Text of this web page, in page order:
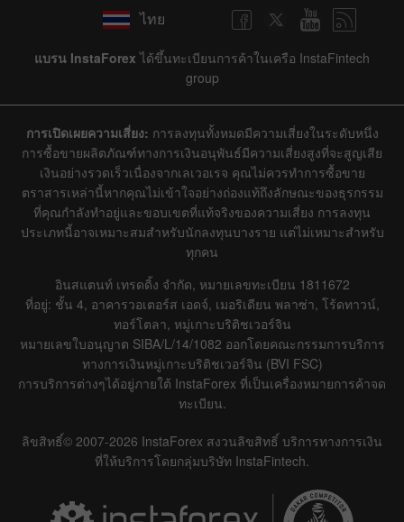
ไทย
แบรน InstaForex ได้ขึ้นทะเบียนการค้าในเครือ InstaFintech
group
การเปิดเผยความเสี่ยง: การลงทุนทั้งหมดมีความเสี่ยงในระดับหนึ่ง
การซื้อขายผลิตภัณฑ์ทางการเงินอนุพันธ์มีความเสี่ยงสูงที่จะสูญเสีย
เงินอย่างรวดเร็วเนื่องจากเลเวอเรจ คุณไม่ควรทำการซื้อขาย
ตราสารเหล่านี้หากคุณไม่เข้าใจอย่างถ่องแท้ถึงลักษณะของธุรกรรม
ที่คุณกำลังทำอยู่และขอบเขตที่แท้จริงของความเสี่ยง การลงทุน
ประเภทนี้อาจเหมาะสมสำหรับนักลงทุนบางราย แต่ไม่เหมาะสำหรับ
ทุกคน
อินสแตนท์ เทรดดิ้ง จำกัด, หมายเลขทะเบียน 1811672
ที่อยู่: ชั้น 4, อาคารวอเตอร์ส เอดจ์, เมอริเดียน พลาซ่า, โร้ดทาวน์,
ทอร์โตลา, หมู่เกาะบริติชเวอร์จิน
หมายเลขใบอนุญาต SIBA/L/14/1082 ออกโดยคณะกรรมการบริการ
ทางการเงินหมู่เกาะบริติชเวอร์จิน (BVI FSC)
การบริการต่างๆได้อยู่ภายใต้ InstaForex ที่เป็นเครื่องหมายการค้าจด
ทะเบียน.
ลิขสิทธิ์© 2007-2026 InstaForex สงวนลิขสิทธิ์ บริการทางการเงิน
ที่ให้บริการโดยกลุ่มบริษัท InstaFintech.